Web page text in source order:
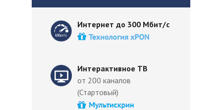
Интернет до 300 Мбит/с
Интерактивное ТВ
от 200 каналов
(Стартовый)